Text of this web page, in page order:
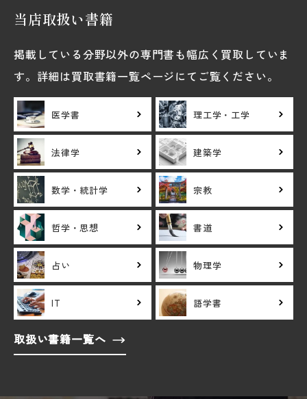
当店取扱い書籍
掲載している分野以外の専門書も幅広く買取していま
す。詳細は買取書籍一覧ページにてご覧ください。
医学書 理工学・工学
法律学 建築学
数学・統計学 宗教
哲学・思想 書道
占い 物理学
IT 語学書
取扱い書籍一覧へ